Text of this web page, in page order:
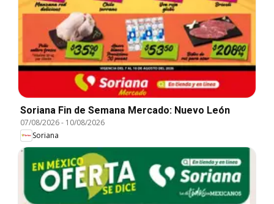
Soriana Fin de Semana Mercado: Nuevo León
07/08/2026- 10/08/2026
Soriana